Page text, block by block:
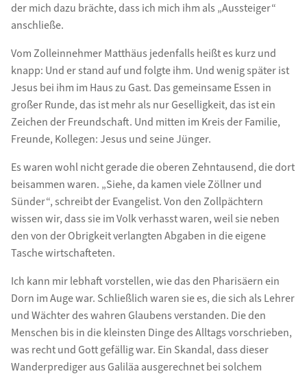
der mich dazu brächte, dass ich mich ihm als „Aussteiger“
anschließe.
Vom Zolleinnehmer Matthäus jedenfalls heißt es kurz und
knapp: Und er stand auf und folgte ihm. Und wenig später ist
Jesus bei ihm im Haus zu Gast. Das gemeinsame Essen in
großer Runde, das ist mehr als nur Geselligkeit, das ist ein
Zeichen der Freundschaft. Und mitten im Kreis der Familie,
Freunde, Kollegen: Jesus und seine Jünger.
Es waren wohl nicht gerade die oberen Zehntausend, die dort
beisammen waren. „Siehe, da kamen viele Zöllner und
Sünder“, schreibt der Evangelist. Von den Zollpächtern
wissen wir, dass sie im Volk verhasst waren, weil sie neben
den von der Obrigkeit verlangten Abgaben in die eigene
Tasche wirtschafteten.
Ich kann mir lebhaft vorstellen, wie das den Pharisäern ein
Dorn im Auge war. Schließlich waren sie es, die sich als Lehrer
und Wächter des wahren Glaubens verstanden. Die den
Menschen bis in die kleinsten Dinge des Alltags vorschrieben,
was recht und Gott gefällig war. Ein Skandal, dass dieser
Wanderprediger aus Galiläa ausgerechnet bei solchem